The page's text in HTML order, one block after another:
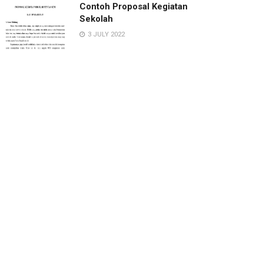
Contoh Proposal Kegiatan
Sekolah
3 JULY 2022